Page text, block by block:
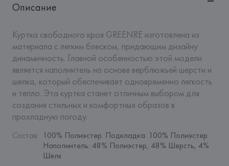
Описание
Куртка свободного кроя GREENRE изготовлена из
материала с легким блеском, придающим дизайну
динамичность. Главной особенностью этой модели
является наполнитель на основе верблюжьей шерсти и
шелка, который обеспечивает одновременно легкость
и тепло. Эта куртка станет отличным выбором для
создания стильных и комфортных образов в
прохладную погоду.
Состав: 100% Полиэстер. Подкладка: 100% Полиэстер.
Наполнитель: 48% Полиэстер, 48% Шерсть, 4%
Шёлк